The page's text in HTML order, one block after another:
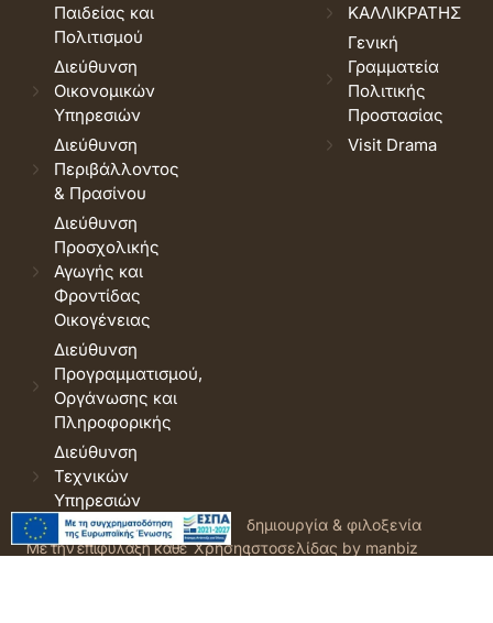
Παιδείας και
Πολιτισμού
Διεύθυνση
Οικονομικών
Υπηρεσιών
Διεύθυνση
Περιβάλλοντος
& Πρασίνου
Διεύθυνση
Προσχολικής
Αγωγής και
Φροντίδας
Οικογένειας
Διεύθυνση
Προγραμματισμού,
Οργάνωσης και
Πληροφορικής
Διεύθυνση
Τεχνικών
Υπηρεσιών
ΚΑΛΛΙΚΡΑΤΗΣ
Γενική
Γραμματεία
Πολιτικής
Προστασίας
Visit Drama
© 2026 Δήμος Δράμας.
Με την επιφύλαξη κάθε
Όροι
Χρήσης
δημιουργία & φιλοξενία
ιστοσελίδας by manbiz